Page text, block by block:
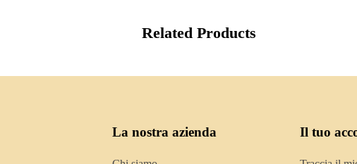
Related Products
La nostra azienda Il tuo